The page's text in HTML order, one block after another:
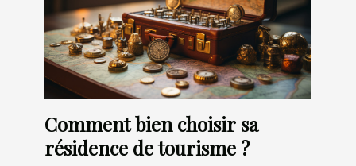
Comment bien choisir sa
résidence de tourisme ?